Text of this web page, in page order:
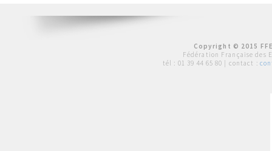
Copyright © 2015
Fédération Française des
tél : 01 39 44 65 80 | contact :